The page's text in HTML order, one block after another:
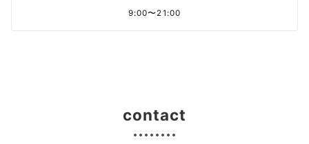
9:00〜21:00
contact